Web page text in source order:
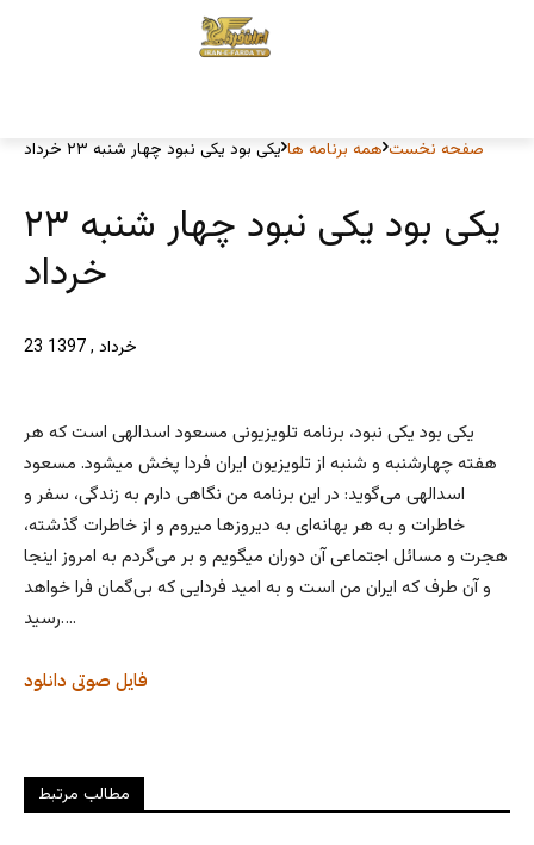
صفحه نخست همه برنامه ها یکی بود یکی نبود چهار شنبه ۲۳ خرداد
یکی بود یکی نبود چهار شنبه ۲۳
خرداد
23 خرداد , 1397
یکی‌ بود یکی‌ نبود، برنامه تلویزیونی مسعود اسدالهی است که هر
هفته چهارشنبه‌ و شنبه‌ از تلویزیون ایران فردا پخش میشود. مسعود
اسدالهی می‌گوید: در این برنامه من نگاهی‌ دارم به زندگی‌، سفر و
خاطرات و به هر بهانه‌ا‌ی به دیروز‌ها میروم و از خاطرات گذشته،
هجرت و مسائل اجتماعی آن دوران میگویم و بر می‌گردم به امروز اینجا
و آن طرف که ایران من است و به امید فردایی که بی‌گمان فرا خواهد
رسید….
دانلود فایل صوتی
مطالب مرتبط